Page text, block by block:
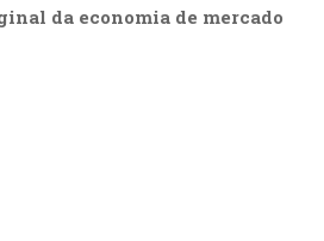
da economia de mercado